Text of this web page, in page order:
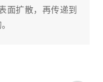
面扩散，再传递到